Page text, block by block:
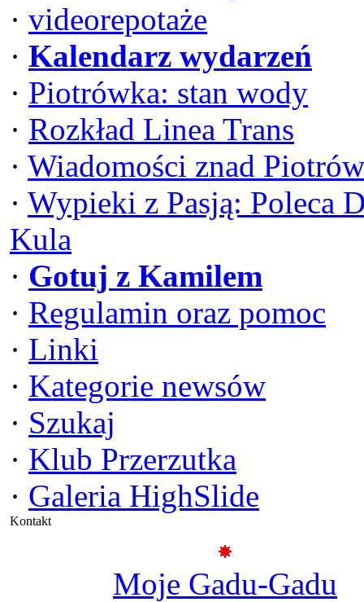
· videorepotaże
· Kalendarz wydarzeń
· Piotrówka: stan wody
· Rozkład Linea Trans
· Wiadomości znad
· Wypieki z Pasją: Poleca
Kula
· Gotuj z Kamilem
· Regulamin oraz pomoc
· Linki
· Kategorie newsów
· Szukaj
· Klub Przerzutka
· Galeria HighSlide
Kontakt
Moje Gadu-Gadu